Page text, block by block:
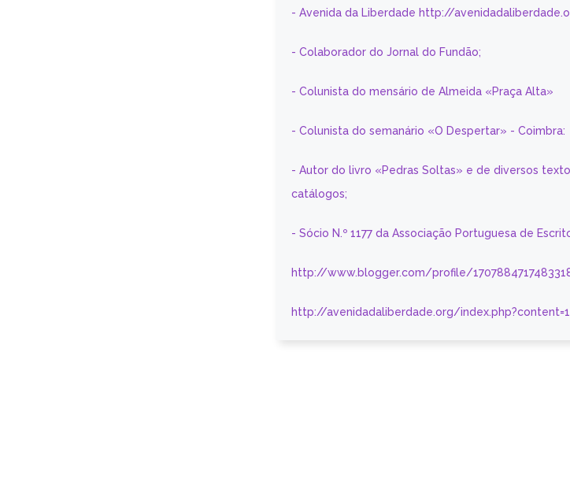
- Avenida da Liberdade http://
- Colaborador do Jornal do Fundão;
- Colunista do mensário de Almeida «Praça Alta»
- Colunista do semanário «O Despertar» - Coimbra:
- Autor do livro «Pedras Soltas» e de diversos
catálogos;
- Sócio N.º 1177 da Associação Portuguesa de
http://www.blogger.com/profile/
http://avenidadaliberdade.org/